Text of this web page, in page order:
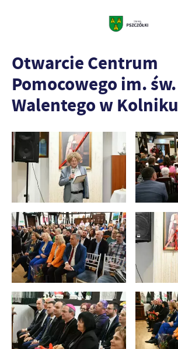
Otwarcie Centrum
Pomocowego im. św.
Walentego w Kolniku